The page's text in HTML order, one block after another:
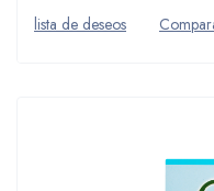
lista de deseos